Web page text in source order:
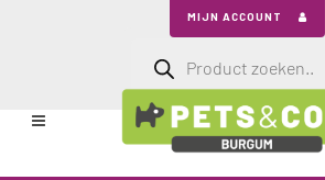
zoeken
MIJN ACCOUNT